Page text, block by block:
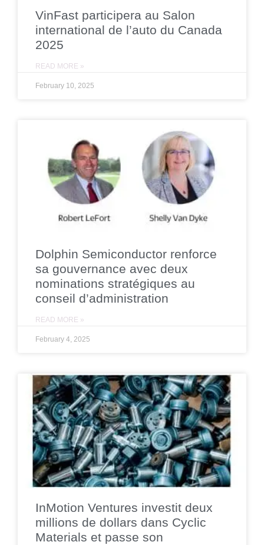
VinFast participera au Salon
international de l’auto du Canada
2025
READ MORE »
February 10, 2025
Dolphin Semiconductor renforce
sa gouvernance avec deux
nominations stratégiques au
conseil d’administration
READ MORE »
February 4, 2025
InMotion Ventures investit deux
millions de dollars dans Cyclic
Materials et passe son